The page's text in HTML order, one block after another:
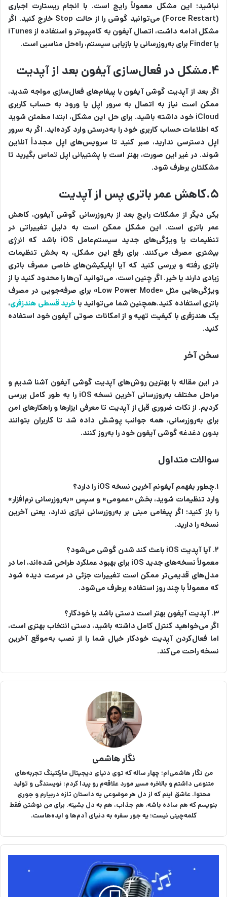
نباشید؛ این مشکل معمولاً رایج است. با انجام ریستارت اجباری
(Force Restart) می‌توانید گوشی را از حالت Stop خارج کنید. اگر
مشکل ادامه داشت، اتصال آیفون به کامپیوتر و استفاده از iTunes
یا Finder برای به‌روزرسانی یا بازیابی سیستم، راه‌حل مناسبی است.
۴.مشکل در فعال‌سازی آیفون بعد از آپدیت
اگر بعد از آپدیت گوشی آیفون با پیغام‌های فعال‌سازی مواجه شدید،
ممکن است نیاز به اتصال به سرور اپل یا ورود به حساب کاربری
iCloud خود داشته باشید. برای حل این مشکل، ابتدا مطمئن شوید
که اطلاعات حساب کاربری خود را به‌درستی وارد کرده‌اید. اگر به سرور
اپل دسترسی ندارید، صبر کنید تا سرویس‌های اپل مجدداً آنلاین
شوند. در غیر این صورت، بهتر است با پشتیبانی اپل تماس بگیرید تا
مشکلتان برطرف شود.
۵.کاهش عمر باتری پس از آپدیت
یکی دیگر از مشکلات رایج بعد از به‌روزرسانی گوشی آیفون، کاهش
عمر باتری است. این مشکل ممکن است به دلیل تغییراتی در
تنظیمات یا ویژگی‌های جدید سیستم‌عامل iOS باشد که انرژی
بیشتری مصرف می‌کنند. برای رفع این مشکل، به بخش تنظیمات
باتری رفته و بررسی کنید که آیا اپلیکیشن‌های خاصی مصرف باتری
زیادی دارند یا خیر. اگر چنین است، می‌توانید آن‌ها را محدود کنید یا از
ویژگی‌هایی مثل «Low Power Mode» برای صرفه‌جویی در مصرف
باتری استفاده کنید.همچنین شما می‌توانید با خرید قسطی هندزفری،
یک هندزفری با کیفیت تهیه و از امکانات صوتی آیفون خود استفاده
کنید.
سخن آخر
در این مقاله با بهترین روش‌های آپدیت گوشی آیفون آشنا شدیم و
مراحل مختلف به‌روزرسانی آخرین نسخه iOS را به طور کامل بررسی
کردیم. از نکات ضروری قبل از آپدیت تا معرفی ابزارها و راهکارهای امن
برای به‌روزرسانی، همه جوانب پوشش داده شد تا کاربران بتوانند
بدون دغدغه گوشی آیفون خود را به‌روز کنند.
سوالات متداول
۱.چطور بفهمم آیفونم آخرین نسخه iOS را دارد؟
وارد تنظیمات شوید، بخش «عمومی» و سپس «به‌روزرسانی نرم‌افزار»
را باز کنید؛ اگر پیغامی مبنی بر به‌روزرسانی نیازی ندارد، یعنی آخرین
نسخه را دارید.
۲. آیا آپدیت iOS باعث کند شدن گوشی می‌شود؟
معمولاً نسخه‌های جدید iOS برای بهبود عملکرد طراحی شده‌اند، اما در
مدل‌های قدیمی‌تر ممکن است تغییرات جزئی در سرعت دیده شود
که معمولاً با چند روز استفاده برطرف می‌شود.
۳. آپدیت آیفون بهتر است دستی باشد یا خودکار؟
اگر می‌خواهید کنترل کامل داشته باشید، دستی انتخاب بهتری است،
اما فعال‌کردن آپدیت خودکار خیال شما را از نصب به‌موقع آخرین
نسخه راحت می‌کند.
نگار هاشمی
من نگار هاشمی‌ام؛ چهار ساله که توی دنیای دیجیتال مارکتینگ تجربه‌های
متنوعی داشتم و بالاخره مسیر مورد علاقه‌م رو پیدا کردم: نویسندگی و تولید
محتوا. عاشق اینم که از دل هر موضوعی یه داستان تازه دربیارم و جوری
بنویسم که هم ساده باشه، هم جذاب، هم به دل بشینه. برای من نوشتن فقط
کلمه‌چینی نیست؛ یه جور سفره به دنیای آدم‌ها و ایده‌هاست.